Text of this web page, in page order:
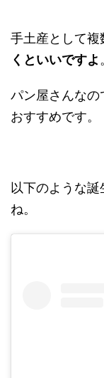
手土産として複
くといいですよ
パン屋さんなの
おすすめです。
以下のような
ね。